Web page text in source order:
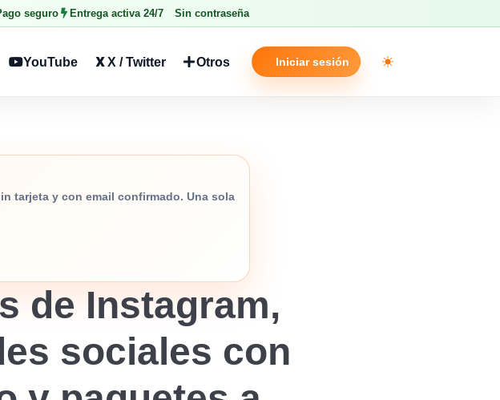
seguro Entrega activa 24/7 Sin contraseña
YouTube X / Twitter Otros Iniciar sesión
Toggle theme
de Instagram,
sociales con
tarjeta y con email confirmado. Una sola